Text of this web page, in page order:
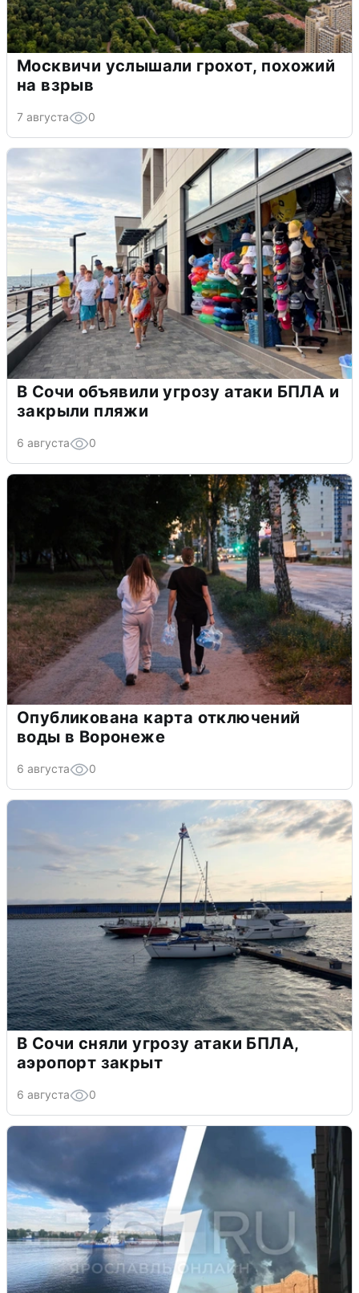
Москвичи услышали грохот, похожий
на взрыв
7 августа 0
В Сочи объявили угрозу атаки БПЛА и
закрыли пляжи
6 августа 0
Опубликована карта отключений
воды в Воронеже
6 августа 0
В Сочи сняли угрозу атаки БПЛА,
аэропорт закрыт
6 августа 0